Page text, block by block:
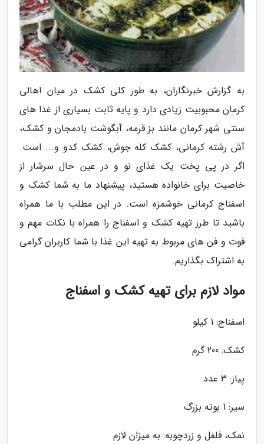
به گزارش خبرنگاران، به طور کلی کشک در میان اهالی
کرمان محبوبیت زیادی دارد و پایه ثابت بسیاری از غذا های
سنتی شهر کرمان مانند بز قرمه، آبگوشت بادمجان و کشک،
آش رشته کرمانی، کشک کله جوش، کشک کدو و... است.
اگر در پی پخت یک غذای نو و در عین حال سرشار از
خاصیت برای خانواده هستید، پیشنهاد ما به شما کشک و
اسفناج کرمانی خوشمزه است. در این مطلب با ما همراه
باشید تا طرز تهیه کشک و اسفناج را همراه با نکات مهم و
فوت و فن های مربوط به تهیه این غذا با شما کاربران گرامی
به اشتراک بگذاریم.
مواد لازم برای تهیه کشک و اسفناج
اسفناج: 1 کیلو
کشک: 200 گرم
پیاز: 3 عدد
سیر: 1 بوته بزرگ
نمک، فلفل و زردچوبه: به میزان لازم